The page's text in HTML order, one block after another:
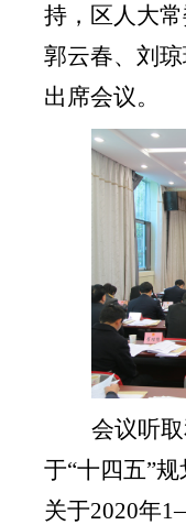
持，区人大常
郭云春、刘
出席会议。
会议听
于“十四五”
关于2020年